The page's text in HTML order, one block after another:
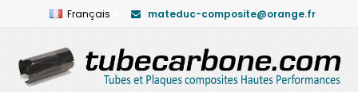
Français mateduc-composite@orange.fr